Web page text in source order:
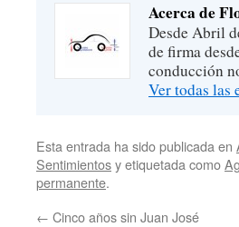
Acerca de
Desde Abril
de firma
conducción
Ver todas las
Esta entrada ha sido publicada en
Sentimientosy etiquetada como
permanente.
← Cinco años sin Juan José